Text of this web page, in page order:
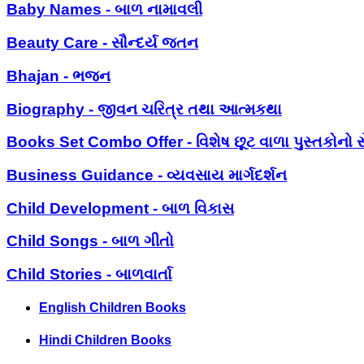
Baby Names - બાળ નામાવલી
Beauty Care - સૌન્દર્ય જતન
Bhajan - ભજન
Biography - જીવન ચરિત્ર તથા આત્મકથા
Books Set Combo Offer - વિશેષ છૂટ વાળા પુસ્તકોનો
Business Guidance - વ્યવસાય માર્ગદર્શન
Child Development - બાળ વિકાસ
Child Songs - બાળ ગીતો
Child Stories - બાળવાર્તા
English Children Books
Hindi Children Books